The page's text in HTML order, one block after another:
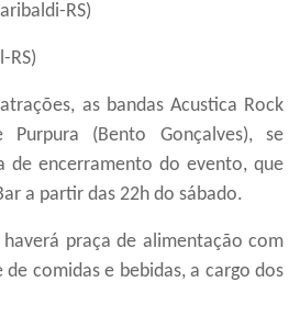
RS)
RS)
as bandas Acustica Rock
Purpura (Bento Gonçalves), se
de encerramento do evento, que
a partir das 22h do sábado.
praça de alimentação com
de comidas e bebidas, a cargo dos